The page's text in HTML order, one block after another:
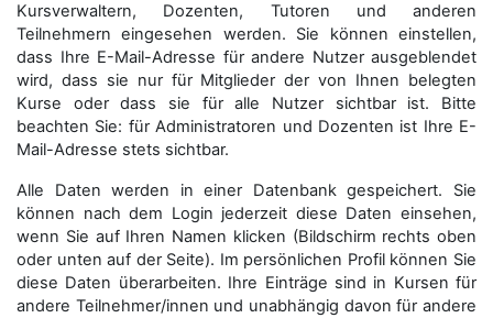
Kursverwaltern, Dozenten, Tutoren und anderen
Teilnehmern eingesehen werden. Sie können einstellen,
dass Ihre E-Mail-Adresse für andere Nutzer ausgeblendet
wird, dass sie nur für Mitglieder der von Ihnen belegten
Kurse oder dass sie für alle Nutzer sichtbar ist. Bitte
beachten Sie: für Administratoren und Dozenten ist Ihre E-
Mail-Adresse stets sichtbar.
Alle Daten werden in einer Datenbank gespeichert. Sie
können nach dem Login jederzeit diese Daten einsehen,
wenn Sie auf Ihren Namen klicken (Bildschirm rechts oben
oder unten auf der Seite). Im persönlichen Profil können Sie
diese Daten überarbeiten. Ihre Einträge sind in Kursen für
andere Teilnehmer/innen und unabhängig davon für andere